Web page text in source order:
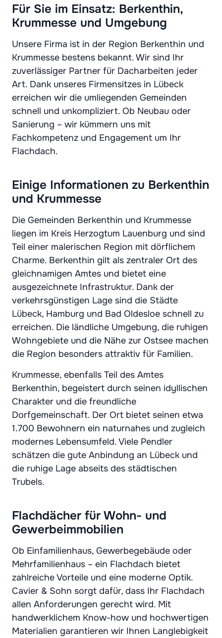
Für Sie im Einsatz: Berkenthin,
Krummesse und Umgebung
Unsere Firma ist in der Region Berkenthin und
Krummesse bestens bekannt. Wir sind Ihr
zuverlässiger Partner für Dacharbeiten jeder
Art. Dank unseres Firmensitzes in Lübeck
erreichen wir die umliegenden Gemeinden
schnell und unkompliziert. Ob Neubau oder
Sanierung – wir kümmern uns mit
Fachkompetenz und Engagement um Ihr
Flachdach.
Einige Informationen zu Berkenthin
und Krummesse
Die Gemeinden Berkenthin und Krummesse
liegen im Kreis Herzogtum Lauenburg und sind
Teil einer malerischen Region mit dörflichem
Charme. Berkenthin gilt als zentraler Ort des
gleichnamigen Amtes und bietet eine
ausgezeichnete Infrastruktur. Dank der
verkehrsgünstigen Lage sind die Städte
Lübeck, Hamburg und Bad Oldesloe schnell zu
erreichen. Die ländliche Umgebung, die ruhigen
Wohngebiete und die Nähe zur Ostsee machen
die Region besonders attraktiv für Familien.
Krummesse, ebenfalls Teil des Amtes
Berkenthin, begeistert durch seinen idyllischen
Charakter und die freundliche
Dorfgemeinschaft. Der Ort bietet seinen etwa
1.700 Bewohnern ein naturnahes und zugleich
modernes Lebensumfeld. Viele Pendler
schätzen die gute Anbindung an Lübeck und
die ruhige Lage abseits des städtischen
Trubels.
Flachdächer für Wohn- und
Gewerbeimmobilien
Ob Einfamilienhaus, Gewerbegebäude oder
Mehrfamilienhaus – ein Flachdach bietet
zahlreiche Vorteile und eine moderne Optik.
Cavier & Sohn sorgt dafür, dass Ihr Flachdach
allen Anforderungen gerecht wird. Mit
handwerklichem Know-how und hochwertigen
Materialien garantieren wir Ihnen Langlebigkeit